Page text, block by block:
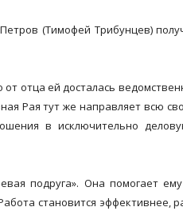
(Тимофей Трибунцев)
отца ей досталась
Рая тут же направляет всю
в исключительно
подруга». Она помогает
становится эффективнее,